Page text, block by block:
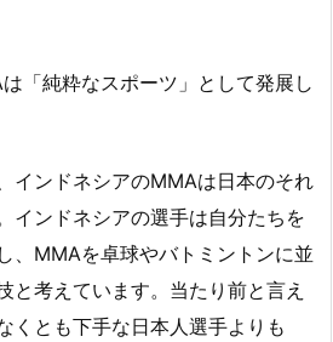
「純粋なスポーツ」として発展し
インドネシアのMMAは日本のそれ
インドネシアの選手は自分たちを
、MMAを卓球やバトミントンに並
と考えています。当たり前と言え
くとも下手な日本人選手よりも